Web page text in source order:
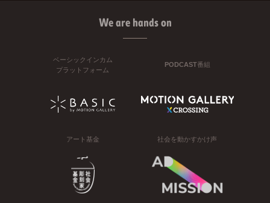
We are hands on
ベーシックインカム
プラットフォーム
PODCAST番組
アート基金 社会を動かすかけ声